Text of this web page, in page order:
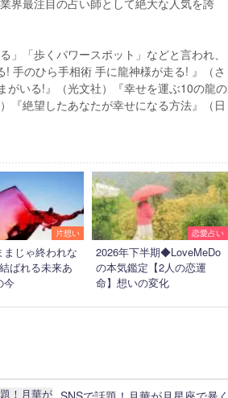
界最注目の占い師として絶大な人気を誇
「歩くパワースポット」などと言われ、
手のひら手相術 手に龍神様が走る! 』（さ
がいる!』（光文社）『幸せを運ぶ10の龍の
『絶望したあなたが幸せになる方法』（日
片想い
まじゃ終われな
ばれる未来あ
今
恋愛占い
2026年下半期◆LoveMeDo
の本気鑑定【2人の恋運
命】想いの変化